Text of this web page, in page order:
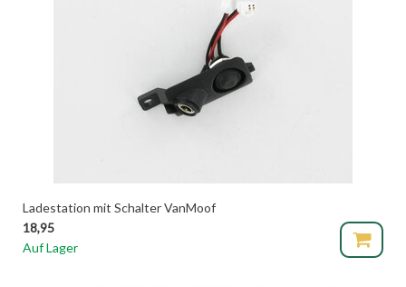
Ladestation mit Schalter VanMoof
18,95
Auf Lager